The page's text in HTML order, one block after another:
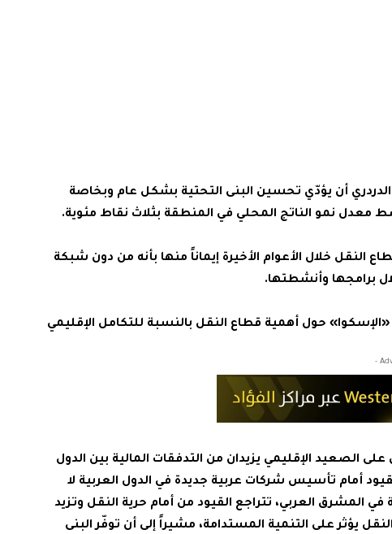
الدردري أن يؤدّي تحسين البنى التحتية بشكل عام وبخاصة
معدل نمو الناتج المحلي في المنطقة بثلاث نقاط مئوية.
النقل خلال الأعوام الأخيرة إيماناً منها بأنه من دون شبكة
برامجها وأنشطتها.
حول أهمية قطاع النقل بالنسبة للتكامل الإقليمي
الصعيد الإقليمي يزيدان من التدفقات المالية بين الدول
أمام تأسيس شركات عربية جديدة في الدول العربية لا
المشرق العربي، تتراجع القيود من أمام حرية النقل وتزيد
يؤثر على التنمية المستدامة، مشيراً إلى أن توفّر البنى